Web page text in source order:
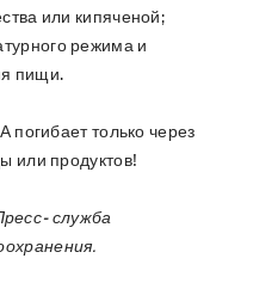
или кипяченой;
режима и
пищи.
погибает только через
или продуктов!